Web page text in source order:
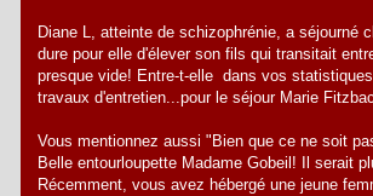
Diane L, atteinte de schizophrénie, a séjourné
dure pour elle d'élever son fils qui transitait
presque vide! Entre-t-elle dans vos
travaux d'entretien...pour le séjour Marie
Vous mentionnez aussi "Bien que ce ne soit
Belle entourloupette Madame Gobeil! Il serait
Récemment, vous avez hébergé une jeune